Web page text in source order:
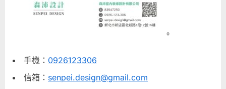
。
手機： 0926123306
信箱： senpei.design@gmail.com